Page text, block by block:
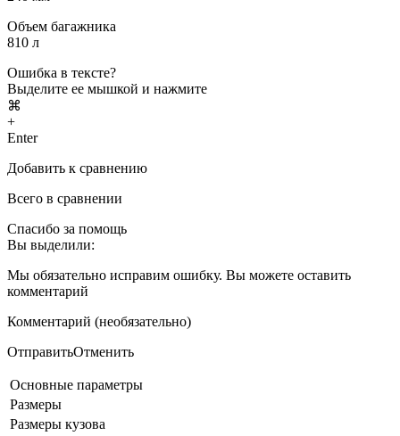
Объем багажника
810 л
Ошибка в тексте?
Выделите ее мышкой и нажмите
⌘
+
Enter
Добавить к сравнению
Всего в сравнении
Спасибо за помощь
Вы выделили:
Мы обязательно исправим ошибку. Вы можете оставить
комментарий
Комментарий (необязательно)
ОтправитьОтменить
Основные параметры
Размеры
Размеры кузова